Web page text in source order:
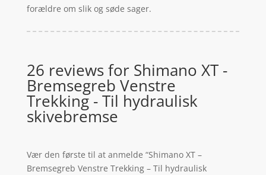
forældre om slik og søde sager.
26 reviews for Shimano XT -
Bremsegreb Venstre
Trekking - Til hydraulisk
skivebremse
Vær den første til at anmelde “Shimano XT –
Bremsegreb Venstre Trekking – Til hydraulisk